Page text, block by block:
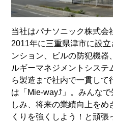
当社はパナソニック株式会
2011年に三重県津市に設
ンション、ビルの防犯機器
ルギーマネジメントシス
ら製造まで社内で一貫し
は「Mie-way⤴︎」。みんな
しみ、将来の業績向上を
くりを強くしよう！と頑